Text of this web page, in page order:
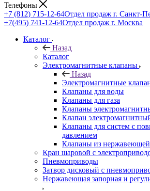
Телефоны
+7 (812) 715-12-64Отдел продаж г. Санкт-
+7(495) 741-12-64Отдел продаж г. Москва
Каталог
Назад
Каталог
Электромагнитные клапаны
Назад
Электромагнитные
Клапаны для воды
Клапаны для газа
Клапаны
Клапан
Клапаны для систем с
давлением
Клапаны из нержавеющей
Кран шаровой с
Пневмоприводы
Затвор дисковый с
Нержавеющая запорная и